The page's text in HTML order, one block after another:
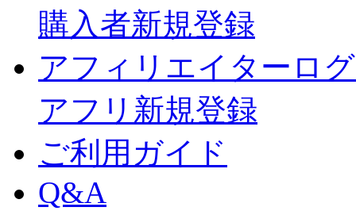
購入者新規登録
アフィリエイターロ
アフリ新規登録
ご利用ガイド
Q&A